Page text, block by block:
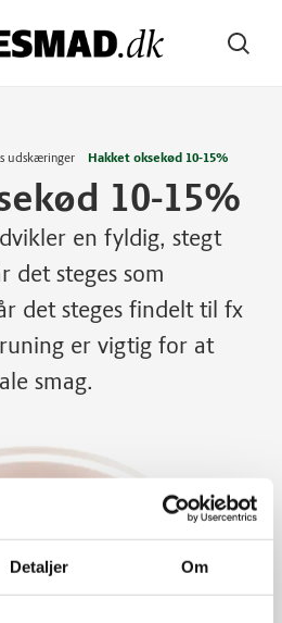
Detaljer Om
Søg
udskæringer Hakket oksekød 10-15%
10-15%
en fyldig, stegt
det steges som
det steges findelt til fx
er vigtig for at
smag.